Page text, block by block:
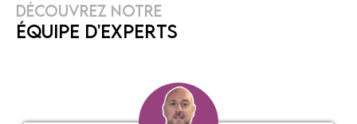
DÉCOUVREZ NOTRE
ÉQUIPE D'EXPERTS